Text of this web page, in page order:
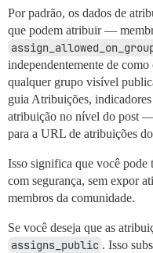
Por padrão, os dados de
que podem atribuir —
independentemente de
qualquer grupo visível
guia Atribuições,
atribuição no nível do post
para a URL de atribuições
Isso significa que você
com segurança, sem expor
membros da comunidade.
Se você deseja que as
assigns_public . Isso